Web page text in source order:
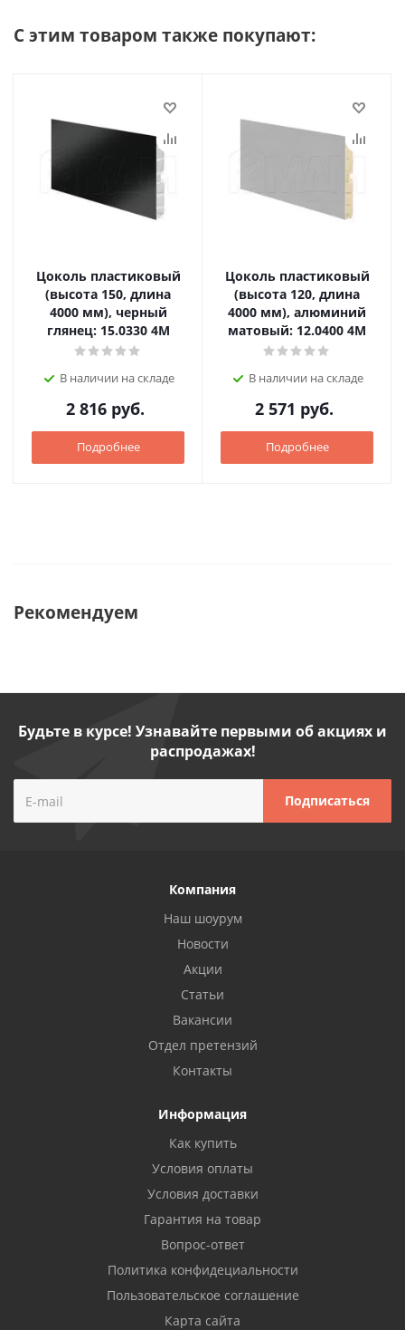
С этим товаром также покупают:
Цоколь пластиковый
(высота 150, длина
4000 мм), черный
глянец: 15.0330 4M
В наличии на складе
2 816руб.
Подробнее
Цоколь пластиковый
(высота 120, длина
4000 мм), алюминий
матовый: 12.0400 4M
В наличии на складе
2 571 руб.
Подробнее
Рекомендуем
Будьте в курсе! Узнавайте первыми об акциях и
распродажах!
Компания
Наш шоурум
Новости
Акции
Статьи
Вакансии
Отдел претензий
Контакты
Информация
Как купить
Условия оплаты
Условия доставки
Гарантия на товар
Вопрос-ответ
Политика конфидециальности
Пользовательское соглашение
Карта сайта